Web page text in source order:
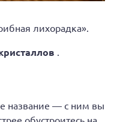
лихорадка».
название — с ним вы
обустроитесь на